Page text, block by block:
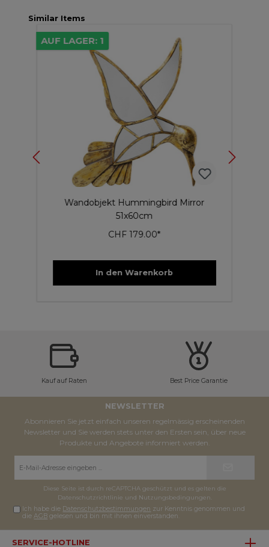
Similar Items
AUF LAGER: 1
Wandobjekt Hummingbird Mirror
51x60cm
CHF 179.00*
In den Warenkorb
Kauf auf Raten Best Price Garantie
NEWSLETTER
Abonnieren Sie jetzt einfach unseren regelmässig erscheinenden
Newsletter und Sie werden stets unter den Ersten sein, über neue
Produkte und Angebote informiert werden.
Diese Seite ist durch reCAPTCHA geschützt und es gelten die
Datenschutzrichtlinie und Nutzungsbedingungen
Ich habe die Datenschutzbestimmungen zur Kenntnis genommen und
dieAGB gelesen und bin mit ihnen einverstanden.
SERVICE-HOTLINE